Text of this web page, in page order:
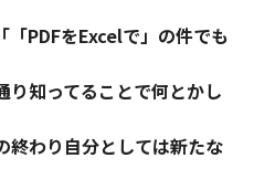
「「PDFをExcelで」の件でも
り知ってることで何とかし
終わり自分としては新たな